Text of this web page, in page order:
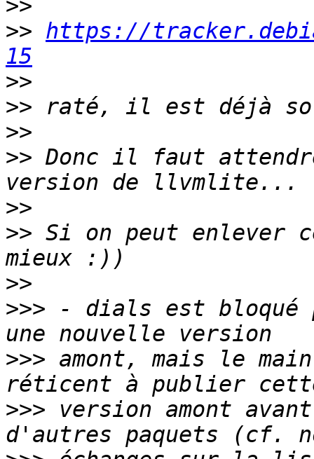
>>
>> https://
15
>>
>>
>>
>> Donc il faut
>>
>> Si on peut enlever
>>
>>> - dials est bloqué
>>> amont, mais le
>>> version amont